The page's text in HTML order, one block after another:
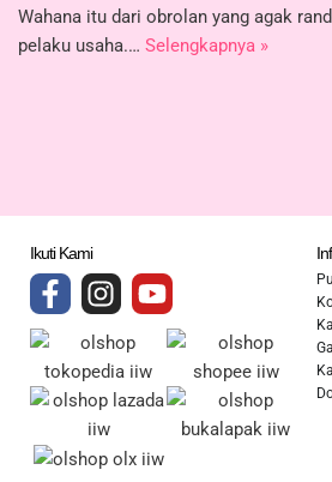
Wahana itu dari obrolan yang agak
pelaku usaha.… Selengkapnya »
Ikuti Kami